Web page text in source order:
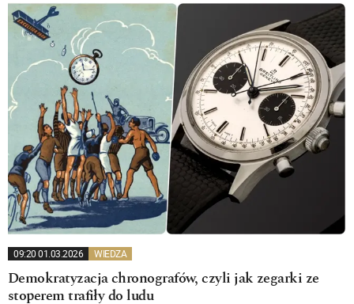
09:20 01.03.2026 WIEDZA
Demokratyzacja chronografów, czyli jak zegarki ze
stoperem trafiły do ludu